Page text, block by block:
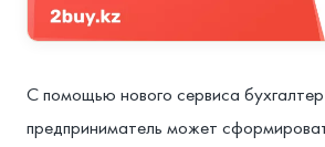
⁣С помощью нового сервиса
предприниматель может